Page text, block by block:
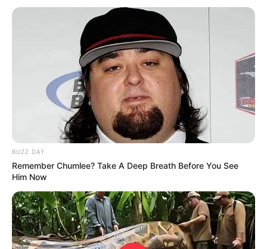
Συνέντευξη Alexander Dugin
σχολιάζοντας τον λόγο
Πούτιν: Είναι η έναρξη της
Νικηφόρας...
ΕΠΕΙΓΟΝ: Στην απόφαση
ΑΠΑΓΟΡΕΥΣΗΣ rapid test από
τον Ε.Ο.Φ αναγράφεται
καθαρά ότι...
Email address:
BUZZ DAY
Remember Chumlee? Take A Deep Breath Before You See
Him Now